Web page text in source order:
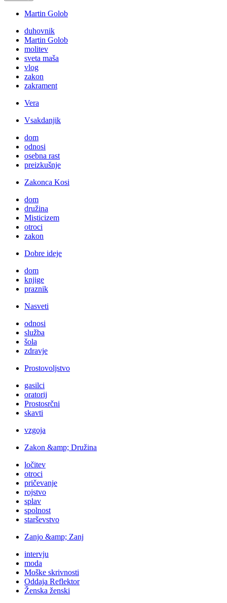
Martin Golob
duhovnik
Martin Golob
molitev
sveta maša
vlog
zakon
zakrament
Vera
Vsakdanjik
dom
odnosi
osebna rast
preizkušnje
Zakonca Kosi
dom
družina
Misticizem
otroci
zakon
Dobre ideje
dom
knjige
praznik
Nasveti
odnosi
služba
šola
zdravje
Prostovoljstvo
gasilci
oratorij
Prostosrčni
skavti
vzgoja
Zakon &amp; Družina
ločitev
otroci
pričevanje
rojstvo
splav
spolnost
starševstvo
Zanjo &amp; Zanj
intervju
moda
Moške skrivnosti
Oddaja Reflektor
Ženska ženski